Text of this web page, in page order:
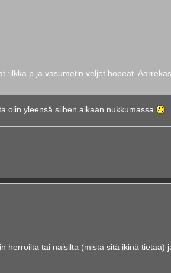
p ja vasumetin veljet hopeat.
olin yleensä siihen aikaan nukkumassa
herroilta tai naisilta (mistä sitä ikinä tietää)